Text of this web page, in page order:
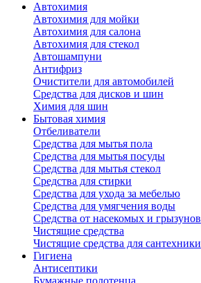
Автохимия
Автохимия для мойки
Автохимия для салона
Автохимия для стекол
Автошампуни
Антифриз
Очистители для автомобилей
Средства для дисков и шин
Химия для шин
Бытовая химия
Отбеливатели
Средства для мытья пола
Средства для мытья посуды
Средства для мытья стекол
Средства для стирки
Средства для ухода за мебелью
Средства для умягчения воды
Средства от насекомых и грызунов
Чистящие средства
Чистящие средства для сантехники
Гигиена
Антисептики
Бумажные полотенца